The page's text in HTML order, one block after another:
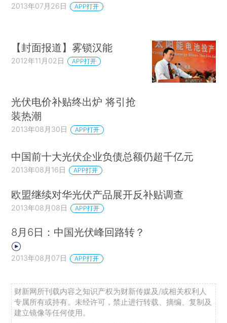
2013年07月26日 APP打开
【封面报道】雾锁汉能
2012年11月02日 APP打开
光伏电价补贴终出炉 将引抢
装热潮
2013年08月30日 APP打开
中国前十大光伏企业负债总额仍超千亿元
2013年08月16日 APP打开
欧盟继续对华光伏产品展开反补贴调查
2013年08月08日 APP打开
8月6日：中国光伏峰回路转？
2013年08月07日 APP打开
财新网所刊载内容之知识产权为财新传媒及/或相关权利人
专属所有或持有。未经许可，禁止进行转载、摘编、复制及
建立镜像等任何使用。